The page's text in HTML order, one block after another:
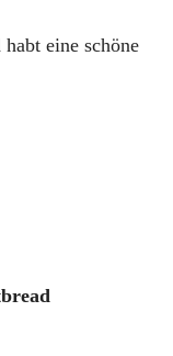
eine schöne